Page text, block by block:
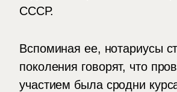
СССР.
Вспоминая ее, нотариусы
поколения говорят, что
участием была сродни